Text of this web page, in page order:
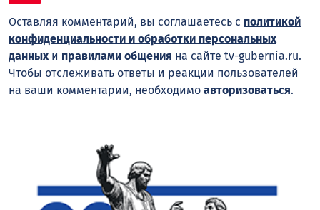
Оставляя комментарий, вы соглашаетесь с политикой
конфиденциальности и обработки персональных
данныхи правилами общения на сайте tv-gubernia.ru.
Чтобы отслеживать ответы и реакции пользователей
на ваши комментарии, необходимо авторизоваться.